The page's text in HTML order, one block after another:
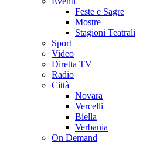
Feste e Sagre
Mostre
Stagioni Teatrali
Sport
Video
Diretta TV
Radio
Città
Novara
Vercelli
Biella
Verbania
On Demand